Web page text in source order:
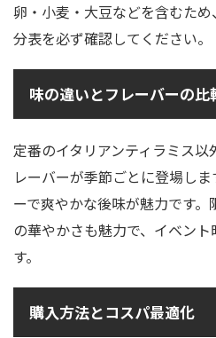
卵・小麦・大豆などを含むた
分表を必ず確認してください。
味の違いとフレーバーの比
定番のイタリアンティラミス
レーバーが季節ごとに登場し
ーで爽やかな後味が魅力です
の華やかさも魅力で、イベン
す。
購入方法とコスパ最適化